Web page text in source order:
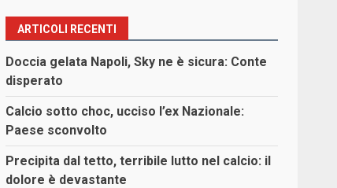
ARTICOLI RECENTI
Doccia gelata Napoli, Sky ne è sicura: Conte
disperato
Calcio sotto choc, ucciso l’ex Nazionale:
Paese sconvolto
Precipita dal tetto, terribile lutto nel calcio: il
dolore è devastante